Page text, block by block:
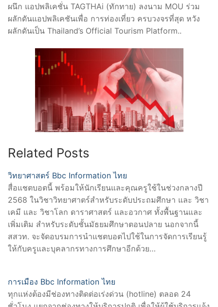
ผนึก แอปพลิเคชั่น TAGTHAi (ทักทาย) ลงนาม MOU ร่วม
ผลักดันแอปพลิเคชันเพื่อ การท่องเที่ยว ครบวงจรที่สุด หวัง
ผลักดันเป็น Thailand’s Official Tourism Platform..
Related Posts
วิทยาศาสตร์ Bbc Information ไทย
สื่อแชตบอตนี้ พร้อมให้นักเรียนและคุณครูใช้ในช่วงกลางปี
2568 ในวิชาวิทยาศาตร์สำหรับระดับประถมศึกษา และ วิชา
เคมี และ วิชาโลก ดาราศาสตร์ และอวกาศ ทั้งพื้นฐานและ
เพิ่มเติม สำหรับระดับชั้นมัธยมศึกษาตอนปลาย นอกจากนี้
สสวท. จะจัดอบรมการนำแชตบอตไปใช้ในการจัดการเรียนรู้
ให้กับครูและบุคลากรทางการศึกษาอีกด้วย…
การเมือง Bbc Information ไทย
ทุกแห่งต้องมีช่องทางติดต่อเร่งด่วน (hotline) ตลอด 24